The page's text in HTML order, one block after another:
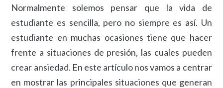
Normalmente solemos pensar que la vida de
estudiante es sencilla, pero no siempre es así. Un
estudiante en muchas ocasiones tiene que hacer
frente a situaciones de presión, las cuales pueden
crear ansiedad. En este artículo nos vamos a centrar
en mostrar las principales situaciones que generan